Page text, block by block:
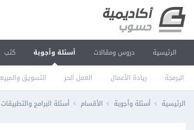
الرئيسية دروس ومقالات أسئلة وأجوبة
البرمجة ريادة الأعمال العمل الحر التسويق
كتب
الرئيسية أسئلة وأجوبة الأقسام أسئلة البرامج والتطبيقات